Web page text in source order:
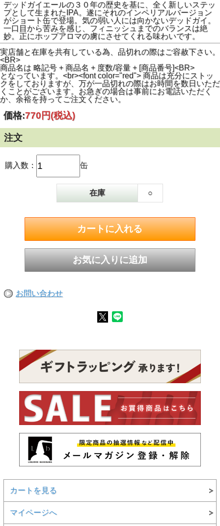
デッドガイエールの３０年の歴史を基に、全く新しいステッ
プとして生まれたIPA。遂にそれのインペリアルバージョン
がショート缶で登場。気の弱い人には向かないデッドガイ。
一口目から苦みを感じ、フィニッシュまでのバランスは絶
妙。正にホップアロマの虜にさせてくれる味わいです。
実店舗と在庫を共有している為、品切れの際はご容赦下さい。
<BR>
商品名は 略記号 + 商品名 + 度数/容量 + [商品番号]<BR>
となっています。<br><font color="red"> 商品は充分にストッ
クをしておりますが、万が一品切れの際はお時間を数日いただ
くことがございます。お急ぎの場合は事前にお電話いただく
か、余裕を持ってご注文ください。
価格:770円(税込)
注文
購入数： 缶
在庫 ○
お問い合わせ
カートを見る
マイページへ